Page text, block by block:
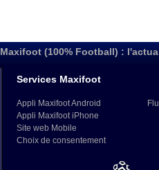
Maxifoot (100% Football) :
Services Maxifoot
Appli Maxifoot Android
Appli Maxifoot iPhone
Site web Mobile
Choix de consentement